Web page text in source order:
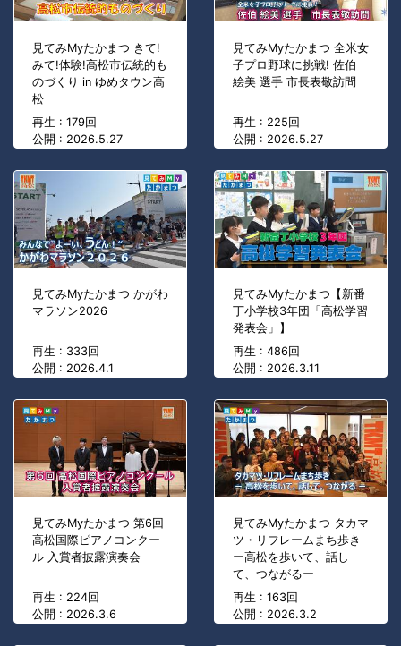
見てみMyたかまつ きて!
みて!体験!高松市伝統的も
のづくり in ゆめタウン高
松
再生 : 179回
公開 : 2026.5.27
見てみMyたかまつ 全米女
子プロ野球に挑戦! 佐伯
絵美 選手 市長表敬訪問
再生 : 225回
公開 : 2026.5.27
見てみMyたかまつ かがわ
マラソン2026
再生 : 333回
公開 : 2026.4.1
見てみMyたかまつ【新番
丁小学校3年団「高松学習
発表会」】
再生 : 486回
公開 : 2026.3.11
見てみMyたかまつ 第6回
高松国際ピアノコンクー
ル 入賞者披露演奏会
再生 : 224回
公開 : 2026.3.6
見てみMyたかまつ タカマ
ツ・リフレームまち歩き
ー高松を歩いて、話し
て、つながるー
再生 : 163回
公開 : 2026.3.2